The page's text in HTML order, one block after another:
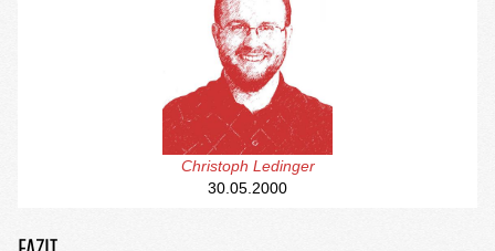
Christoph Ledinger
30.05.2000